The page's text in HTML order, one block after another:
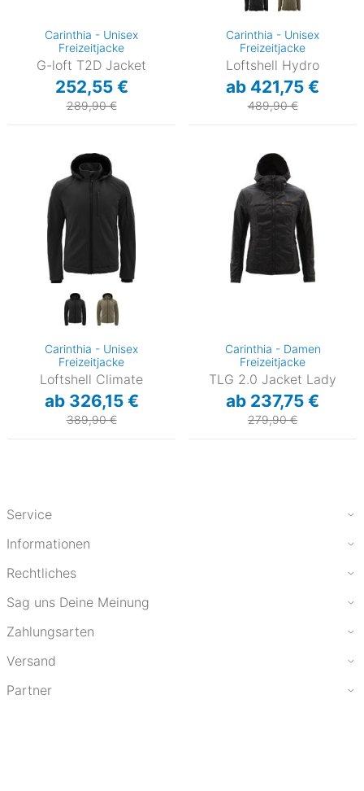
Carinthia - Unisex
Freizeitjacke
G-loft T2D Jacket
252,55 €
289,90 €
Carinthia - Unisex
Freizeitjacke
Loftshell Hydro
ab 421,75 €
489,90 €
Carinthia - Unisex
Freizeitjacke
Loftshell Climate
ab 326,15 €
389,90 €
Carinthia - Damen
Freizeitjacke
TLG 2.0 Jacket Lady
ab 237,75 €
279,90 €
Service
Informationen
Rechtliches
Sag uns Deine Meinung
Zahlungsarten
Versand
Partner